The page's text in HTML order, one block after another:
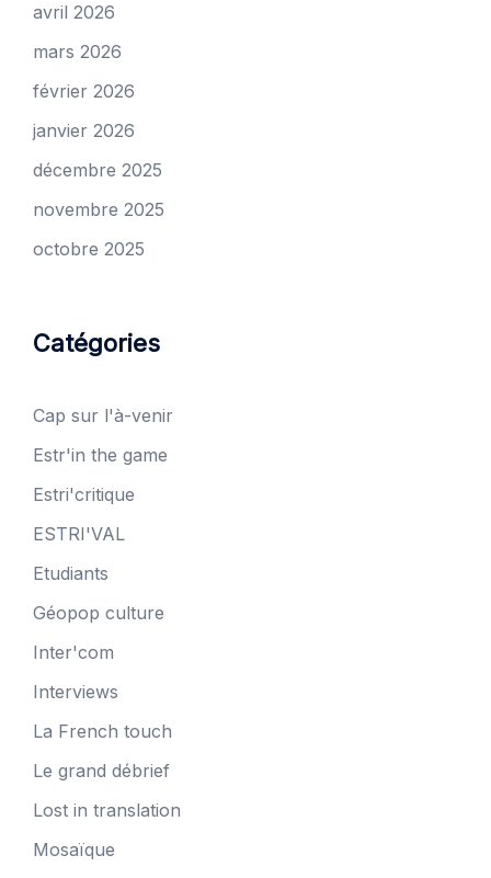
avril 2026
mars 2026
février 2026
janvier 2026
décembre 2025
novembre 2025
octobre 2025
Catégories
Cap sur l'à-venir
Estr'in the game
Estri'critique
ESTRI'VAL
Etudiants
Géopop culture
Inter'com
Interviews
La French touch
Le grand débrief
Lost in translation
Mosaïque